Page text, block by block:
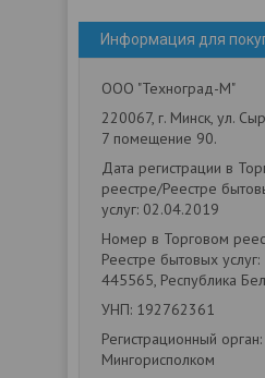
Информация для
ООО "Техноград-М"
220067, г. Минск, ул.
7 помещение 90.
Дата регистрации в
реестре/Реестре
услуг: 02.04.2019
Номер в Торговом
Реестре бытовых услуг:
445565, Республика
УНП: 192762361
Регистрационный орган:
Мингорисполком